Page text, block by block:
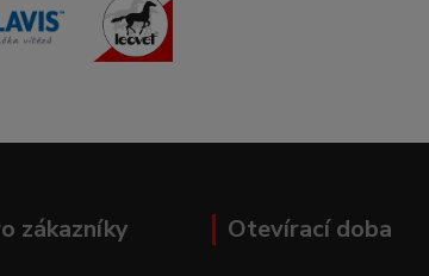
zákazníky Otevírací doba